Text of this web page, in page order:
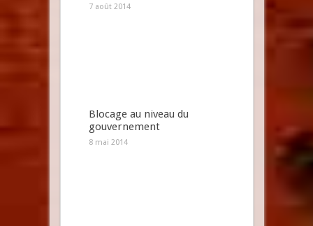
7 août 2014
Blocage au niveau du
gouvernement
8 mai 2014